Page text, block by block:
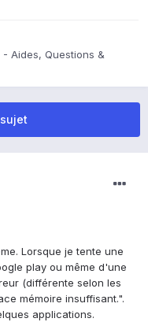
- Aides, Questions &
Lorsque je tente une
play ou même d'une
(différente selon les
mémoire insuffisant.".
applications.